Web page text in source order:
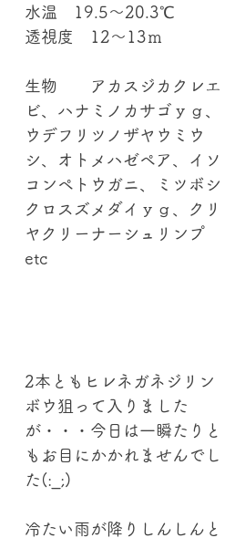
水温　19.5～20.3℃
透視度　12～13ｍ
生物　　アカスジカクレエ
ビ、ハナミノカサゴｙｇ、
ウデフリツノザヤウミウ
シ、オトメハゼペア、イソ
コンペトウガニ、ミツボシ
クロスズメダイｙｇ、クリ
ヤクリーナーシュリンプ
etc
2本ともヒレネガネジリン
ボウ狙って入りました
が・・・今日は一瞬たりと
もお目にかかれませんでし
た(:_;)
冷たい雨が降りしんしんと